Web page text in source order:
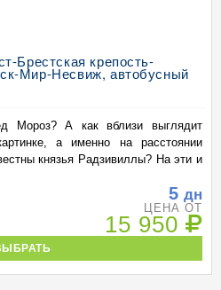
Брестская крепость-
Мир-Несвиж, автобусный
Мороз? А как вблизи выглядит
а именно на расстоянии
князья Радзивиллы? На эти и
5 дн
ЦЕНА ОТ
15 950